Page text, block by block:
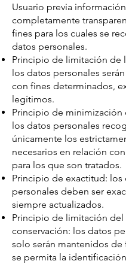
Usuario previa información
completamente
fines para los cuales se
datos personales.
Principio de limitación de
los datos personales
con fines determinados,
legítimos.
Principio de minimización
los datos personales
únicamente los
necesarios en relación
para los que son tratados.
Principio de exactitud: los
personales deben ser
siempre actualizados.
Principio de limitación del
conservación: los datos
solo serán mantenidos de
se permita la